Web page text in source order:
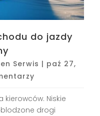
do jazdy
Serwis | paź 27,
Niskie
drogi